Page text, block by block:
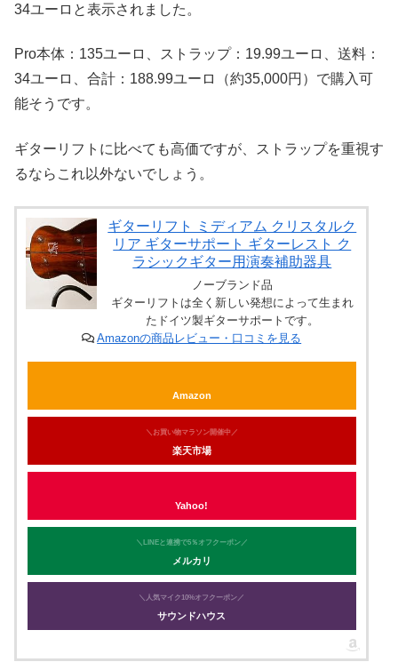
34ユーロと表示されました。
Pro本体：135ユーロ、ストラップ：19.99ユーロ、送料：
34ユーロ、合計：188.99ユーロ（約35,000円）で購入可
能そうです。
ギターリフトに比べても高価ですが、ストラップを重視す
るならこれ以外ないでしょう。
ギターリフト ミディアム クリスタルク
リア ギターサポート ギターレスト ク
ラシックギター用演奏補助器具
ノーブランド品
ギターリフトは全く新しい発想によって生まれ
たドイツ製ギターサポートです。
Amazonの商品レビュー・口コミを見る
Amazon
＼お買い物マラソン開催中／
楽天市場
Yahoo!
＼LINEと連携で5％オフクーポン／
メルカリ
＼人気マイク10%オフクーポン／
サウンドハウス